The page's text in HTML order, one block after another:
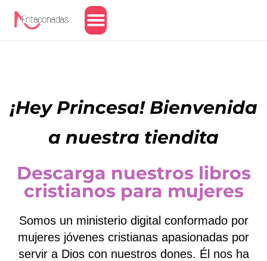
¡Hey Princesa! Bienvenida
a nuestra tiendita
Descarga nuestros libros
cristianos para mujeres
Somos un ministerio digital conformado por
mujeres jóvenes cristianas apasionadas por
servir a Dios con nuestros dones. Él nos ha